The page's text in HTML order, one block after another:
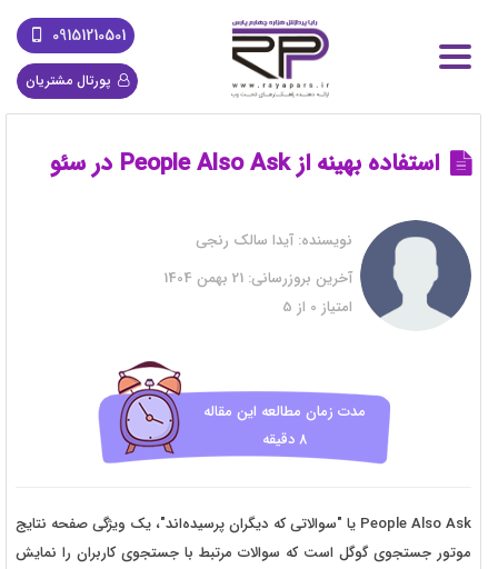
09151210501
پورتال مشتریان
استفاده بهینه از People Also Ask در سئو
نویسنده: آیدا سالک رنجی
آخرین بروزرسانی:
امتیاز 0 از 5
مدت زمان مطالعه این مقاله
8 دقیقه
People Also Ask یا "سوالاتی که دیگران پرسیده‌اند"، یک ویژگی صفحه نتایج
موتور جستجوی گوگل است که سوالات مرتبط با جستجوی کاربران را نمایش